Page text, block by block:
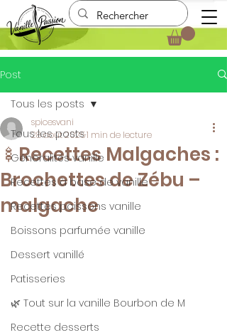
Post
Tous les posts
Génèralités vanille
Recettes à base de vanille
Recettes poissons vanille
Boissons parfumée vanille
Dessert vanillé
Patisseries
🌿 Tout sur la vanille Bourbon de M
Recette desserts
Tous les posts
🍢Recettes Malgaches :
Brochettes de Zébu –
malgache
spicesvani
28 août 20251 min de lecture